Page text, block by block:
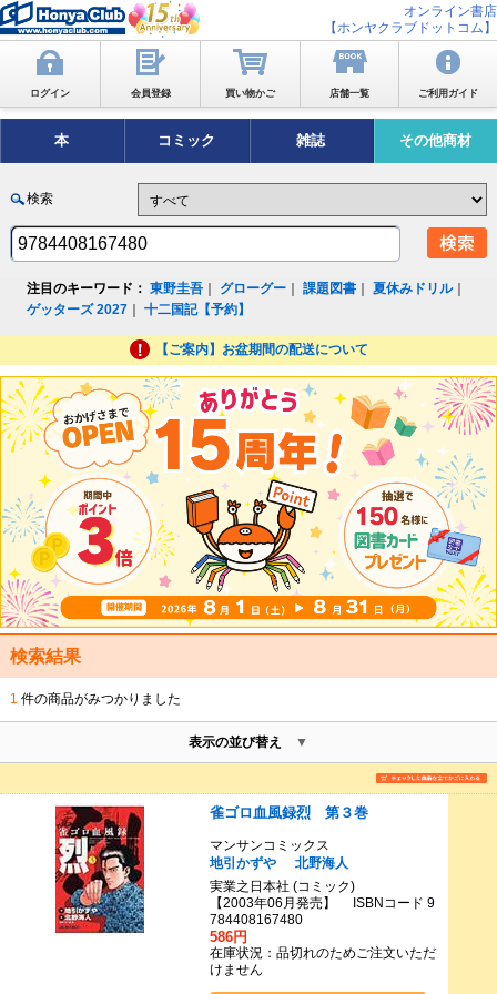
オンライン書店
【ホンヤクラブドットコム】
ログイン 会員登録 買い物かご 店舗一覧 ご利用ガイド
本 コミック 雑誌 その他商材
検索
注目のキーワード： 東野圭吾 グローグー ｜課題図書 ｜夏休みドリル｜
ゲッターズ 2027 ｜十二国記【予約】
【ご案内】お盆期間の配送について
検索結果
1 件の商品がみつかりました
表示の並び替え
雀ゴロ血風録烈 第３巻
マンサンコミックス
地引かずや
北野海人
実業之日本社 (コミック)
【2003年06月発売】 ISBNコード 9
784408167480
586円
在庫状況：品切れのためご注文いただ
けません